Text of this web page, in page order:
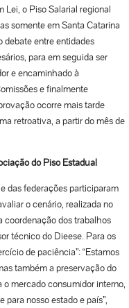
Lei, o Piso Salarial regional
somente em Santa Catarina
debate entre entidades
para em seguida ser
e encaminhado à
e finalmente
ocorre mais tarde
retroativa, a partir do mês de
do Piso Estadual
das federações participaram
o cenário, realizada no
coordenação dos trabalhos
técnico do Dieese. Para os
de paciência”: “Estamos
também a preservação do
mercado consumidor interno,
nosso estado e país”,